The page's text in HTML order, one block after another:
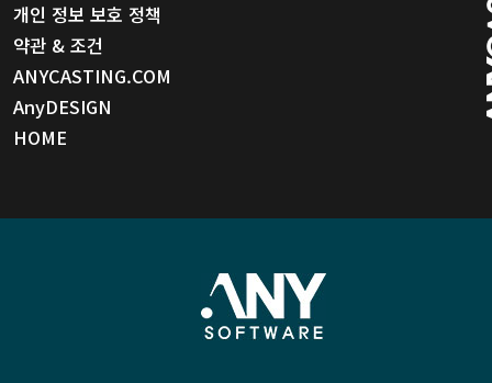
개인 정보 보호 정책
약관 & 조건
ANYCASTING.COM
AnyDESIGN
HOME